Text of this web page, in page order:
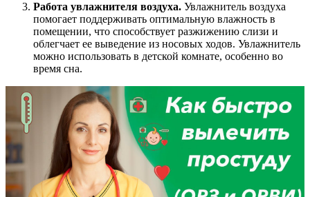
Работа увлажнителя воздуха. Увлажнитель воздуха
помогает поддерживать оптимальную влажность в
помещении, что способствует разжижению слизи и
облегчает ее выведение из носовых ходов. Увлажнитель
можно использовать в детской комнате, особенно во
время сна.